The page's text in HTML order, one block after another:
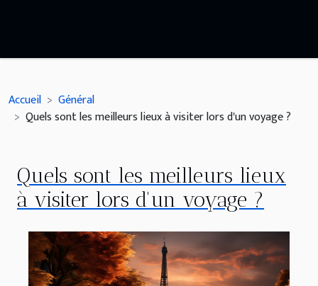
Accueil
Général
Quels sont les meilleurs lieux à visiter lors d'un voyage ?
Quels sont les meilleurs lieux
à visiter lors d'un voyage ?